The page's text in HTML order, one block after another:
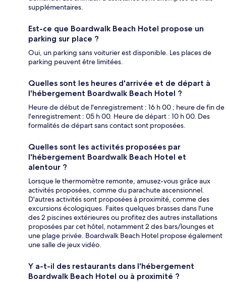
supplémentaires.
Est-ce que Boardwalk Beach Hotel propose un
parking sur place ?
Oui, un parking sans voiturier est disponible. Les places de
parking peuvent être limitées.
Quelles sont les heures d'arrivée et de départ à
l'hébergement Boardwalk Beach Hotel ?
Heure de début de l'enregistrement : 16 h 00 ; heure de fin de
l'enregistrement : 05 h 00. Heure de départ : 10 h 00. Des
formalités de départ sans contact sont proposées.
Quelles sont les activités proposées par
l'hébergement Boardwalk Beach Hotel et
alentour ?
Lorsque le thermomètre remonte, amusez-vous grâce aux
activités proposées, comme du parachute ascensionnel.
D'autres activités sont proposées à proximité, comme des
excursions écologiques. Faites quelques brasses dans l'une
des 2 piscines extérieures ou profitez des autres installations
proposées par cet hôtel, notamment 2 des bars/lounges et
une plage privée. Boardwalk Beach Hotel propose également
une salle de jeux vidéo.
Y a-t-il des restaurants dans l'hébergement
Boardwalk Beach Hotel ou à proximité ?